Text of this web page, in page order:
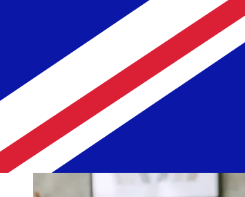
英國鎊
我們的貨幣排名顯示最熱門的 英國鎊 匯率是